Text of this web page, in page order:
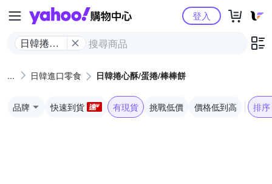
Yahoo購物中心
日韓捲心
棒餅
登入
日韓進口零食 日韓捲心酥/蛋捲/棒棒餅
品牌 快速到貨 有現貨 挑戰低價 價格低到高 排序